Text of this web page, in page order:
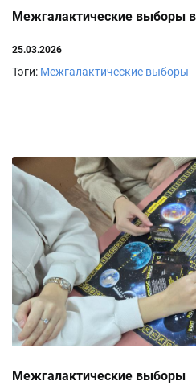
Межгалактические выборы
25.03.2026
Тэги: Межгалактические выборы
Межгалактические выборы